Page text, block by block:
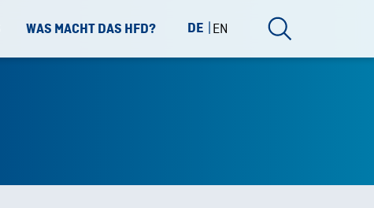
WAS MACHT DAS HFD? DE EN